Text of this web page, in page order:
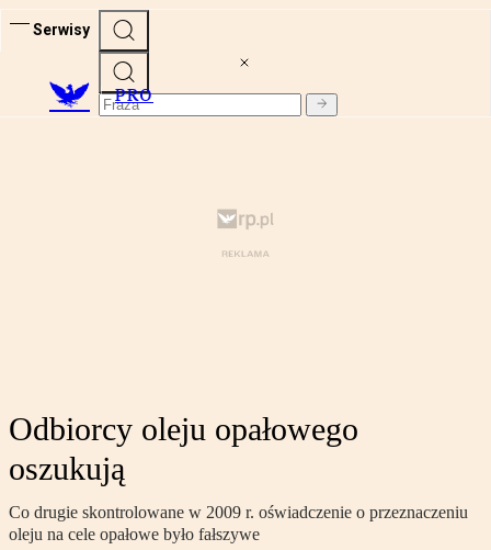
Serwisy
PRO
Odbiorcy oleju opałowego
oszukują
Co drugie skontrolowane w 2009 r. oświadczenie o przeznaczeniu
oleju na cele opałowe było fałszywe